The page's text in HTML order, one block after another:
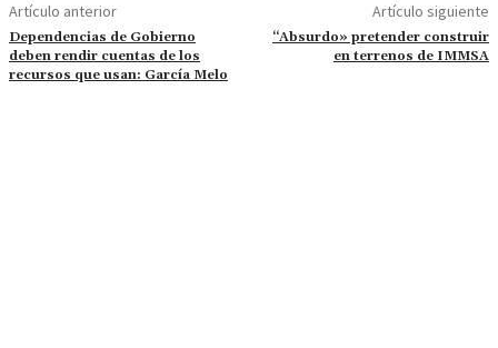
Artículo anterior
Dependencias de Gobierno
deben rendir cuentas de los
recursos que usan: García Melo
Artículo siguiente
“Absurdo» pretender construir
en terrenos de IMMSA